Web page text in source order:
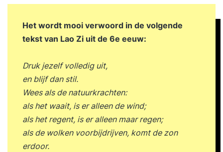
opdrachtgevers, leer je tijdens de
handelen wordt vergroot: Welke vorm van
ondernemerschap past het beste bij jouw
en hoe kun je binnen die gedragsstijl proactief en
ondernemend handelen? Op welke momenten
en/of in welke contexten wil je meer initiatief en
Het wordt mooi verwoord in de volgende
tekst van Lao Zi uit de 6e eeuw:
Druk jezelf volledig uit,
en blijf dan stil.
Wees als de natuurkrachten:
als het waait, is er alleen de wind;
als het regent, is er alleen maar regen;
als de wolken voorbijdrijven, komt de zon
erdoor.